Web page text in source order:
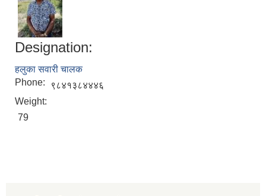
Designation:
हलुका सवारी चालक
Phone:
९८४१३८४४४६
Weight:
79